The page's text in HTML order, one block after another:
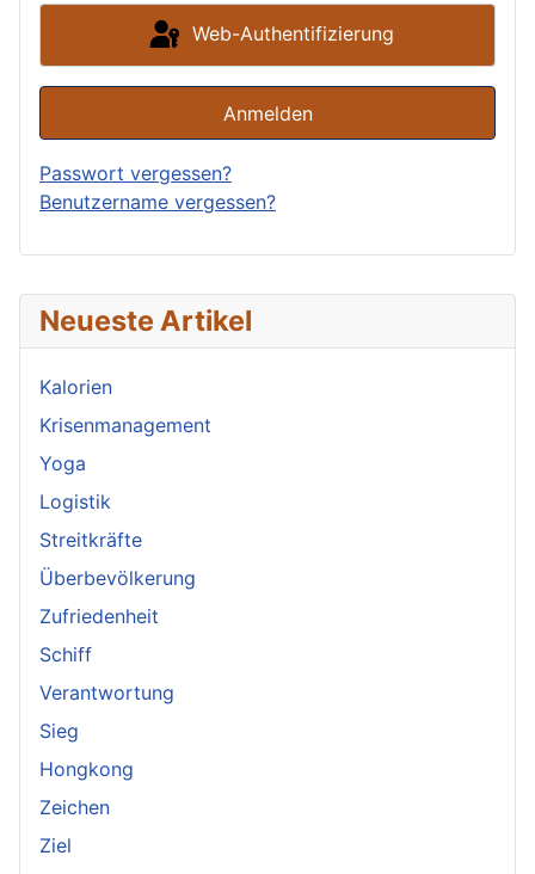
Neueste Artikel
Kalorien
Krisenmanagement
Yoga
Logistik
Streitkräfte
Überbevölkerung
Zufriedenheit
Schiff
Verantwortung
Sieg
Hongkong
Zeichen
Ziel
Web-Authentifizierung
Anmelden
Passwort vergessen?
Benutzername vergessen?